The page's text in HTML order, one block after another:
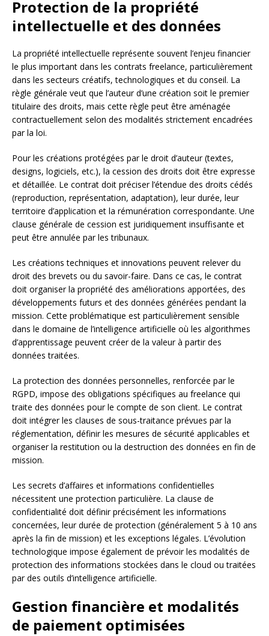
Protection de la propriété
intellectuelle et des données
La propriété intellectuelle représente souvent l’enjeu financier
le plus important dans les contrats freelance, particulièrement
dans les secteurs créatifs, technologiques et du conseil. La
règle générale veut que l’auteur d’une création soit le premier
titulaire des droits, mais cette règle peut être aménagée
contractuellement selon des modalités strictement encadrées
par la loi.
Pour les créations protégées par le droit d’auteur (textes,
designs, logiciels, etc.), la cession des droits doit être expresse
et détaillée. Le contrat doit préciser l’étendue des droits cédés
(reproduction, représentation, adaptation), leur durée, leur
territoire d’application et la rémunération correspondante. Une
clause générale de cession est juridiquement insuffisante et
peut être annulée par les tribunaux.
Les créations techniques et innovations peuvent relever du
droit des brevets ou du savoir-faire. Dans ce cas, le contrat
doit organiser la propriété des améliorations apportées, des
développements futurs et des données générées pendant la
mission. Cette problématique est particulièrement sensible
dans le domaine de l’intelligence artificielle où les algorithmes
d’apprentissage peuvent créer de la valeur à partir des
données traitées.
La protection des données personnelles, renforcée par le
RGPD, impose des obligations spécifiques au freelance qui
traite des données pour le compte de son client. Le contrat
doit intégrer les clauses de sous-traitance prévues par la
réglementation, définir les mesures de sécurité applicables et
organiser la restitution ou la destruction des données en fin de
mission.
Les secrets d’affaires et informations confidentielles
nécessitent une protection particulière. La clause de
confidentialité doit définir précisément les informations
concernées, leur durée de protection (généralement 5 à 10 ans
après la fin de mission) et les exceptions légales. L’évolution
technologique impose également de prévoir les modalités de
protection des informations stockées dans le cloud ou traitées
par des outils d’intelligence artificielle.
Gestion financière et modalités
de paiement optimisées